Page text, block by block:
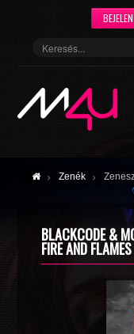
Zenék
BLACKCODE &
FIRE AND